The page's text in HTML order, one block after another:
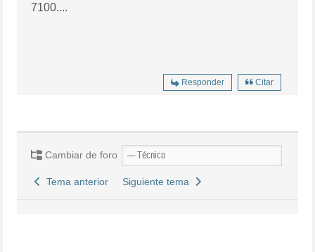
7100....
Responder Citar
Cambiar de foro
Tema anterior Siguiente tema